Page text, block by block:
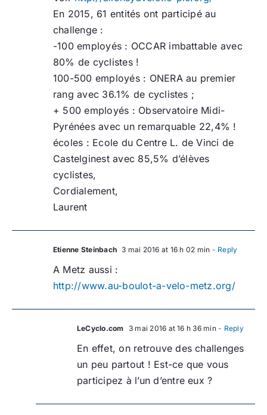
En 2015, 61 entités ont participé au
challenge :
-100 employés : OCCAR imbattable avec
80% de cyclistes !
100-500 employés : ONERA au premier
rang avec 36.1% de cyclistes ;
+ 500 employés : Observatoire Midi-
Pyrénées avec un remarquable 22,4% !
écoles : Ecole du Centre L. de Vinci de
Castelginest avec 85,5% d’élèves
cyclistes,
Cordialement,
Laurent
Etienne Steinbach 3 mai 2016 at 16 h 02 min - Reply
A Metz aussi :
http://www.au-boulot-a-velo-metz.org/
LeCyclo.com 3 mai 2016 at 16 h 36 min- Reply
En effet, on retrouve des challenges
un peu partout ! Est-ce que vous
participez à l’un d’entre eux ?